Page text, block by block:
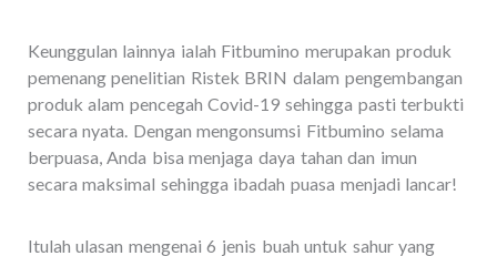
Keunggulan lainnya ialah Fitbumino merupakan produk
pemenang penelitian Ristek BRIN dalam pengembangan
produk alam pencegah Covid-19 sehingga pasti terbukti
secara nyata. Dengan mengonsumsi Fitbumino selama
berpuasa, Anda bisa menjaga daya tahan dan imun
secara maksimal sehingga ibadah puasa menjadi lancar!
Itulah ulasan mengenai 6 jenis buah untuk sahur yang